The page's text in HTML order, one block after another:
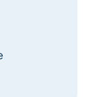
Maître
Savoie et